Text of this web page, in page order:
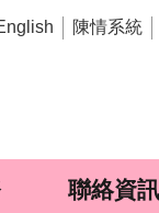
陳情系統
聯絡資訊